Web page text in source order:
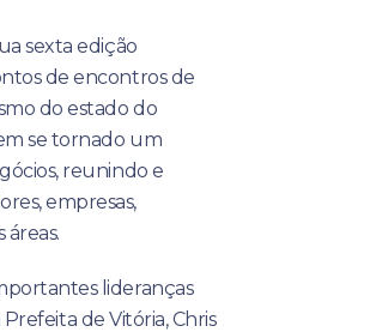
sexta edição
de encontros de
do estado do
se tornado um
reunindo e
empresas,
áreas.
lideranças
de Vitória, Chris